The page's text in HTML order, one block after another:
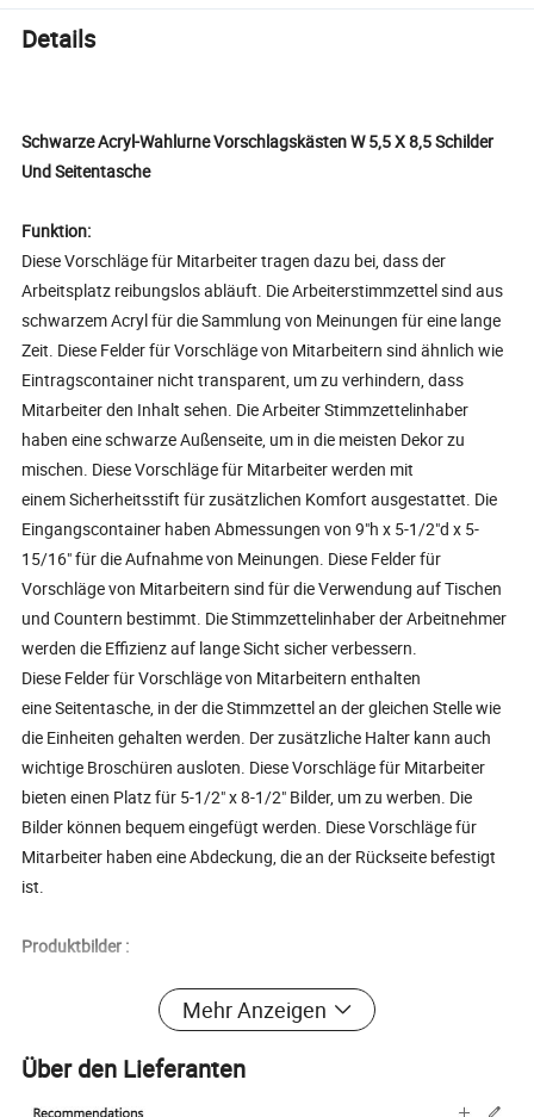
Details
Schwarze Acryl-Wahlurne Vorschlagskästen W 5,5 X 8,5 Schilder
Und Seitentasche
Funktion:
Diese Vorschläge für Mitarbeiter tragen dazu bei, dass der
Arbeitsplatz reibungslos abläuft. Die Arbeiterstimmzettel sind aus
schwarzem Acryl für die Sammlung von Meinungen für eine lange
Zeit. Diese Felder für Vorschläge von Mitarbeitern sind ähnlich wie
Eintragscontainer nicht transparent, um zu verhindern, dass
Mitarbeiter den Inhalt sehen. Die Arbeiter Stimmzettelinhaber
haben eine schwarze Außenseite, um in die meisten Dekor zu
mischen. Diese Vorschläge für Mitarbeiter werden mit
einem Sicherheitsstift für zusätzlichen Komfort ausgestattet. Die
Eingangscontainer haben Abmessungen von 9"h x 5-1/2"d x 5-
15/16" für die Aufnahme von Meinungen. Diese Felder für
Vorschläge von Mitarbeitern sind für die Verwendung auf Tischen
und Countern bestimmt. Die Stimmzettelinhaber der Arbeitnehmer
werden die Effizienz auf lange Sicht sicher verbessern.
Diese Felder für Vorschläge von Mitarbeitern enthalten
eine Seitentasche, in der die Stimmzettel an der gleichen Stelle wie
die Einheiten gehalten werden. Der zusätzliche Halter kann auch
wichtige Broschüren ausloten. Diese Vorschläge für Mitarbeiter
bieten einen Platz für 5-1/2" x 8-1/2" Bilder, um zu werben. Die
Bilder können bequem eingefügt werden. Diese Vorschläge für
Mitarbeiter haben eine Abdeckung, die an der Rückseite befestigt
ist.
Produktbilder :
Mehr Anzeigen
Über den Lieferanten